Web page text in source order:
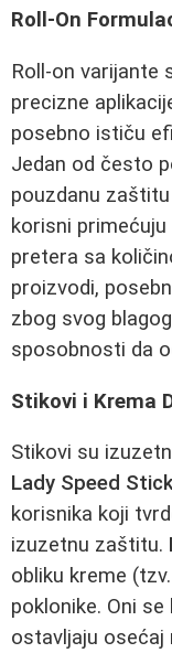
Roll-On
Roll-on varijante
precizne
posebno ističu
Jedan od često
pouzdanu
korisni
pretera sa
proizvodi,
zbog svog
sposobnosti da
Stikovi i Krema
Stikovi su
Lady Speed
korisnika koji
izuzetnu zaštitu.
obliku kreme
poklonike. Oni
ostavljaju osećaj